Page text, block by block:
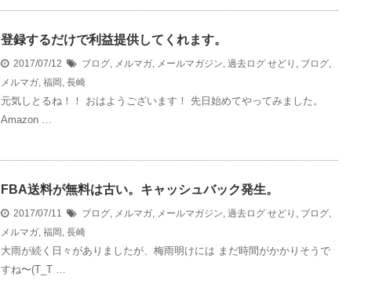
登録するだけで利益提供してくれます。
2017/07/12 ブログ, メルマガ, メールマガジン, 過去ログ せどり , ブログ,
メルマガ, 福岡 , 長崎
元気しとるね！！ おはようございます！ 先日始めてやってみました。
Amazon …
FBA送料が無料は古い。キャッシュバック発生。
2017/07/11 ブログ, メルマガ, メールマガジン, 過去ログ せどり , ブログ,
メルマガ, 福岡 , 長崎
大雨が続く日々がありましたが、梅雨明けには まだ時間がかかりそうで
すね〜(T_T …